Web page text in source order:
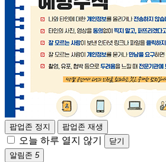
팝업존 정지 팝업존 재생
오늘 하루 열지 않기
닫기
알림존 5